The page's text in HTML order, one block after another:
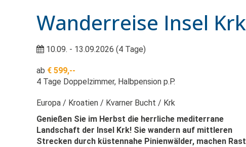
Wanderreise Insel Krk
10.09. - 13.09.2026 (4 Tage)
ab € 599,--
4 Tage Doppelzimmer, Halbpension p.P.
Europa Kroatien Kvarner Bucht
Krk
Genießen Sie im Herbst die herrliche mediterrane
Landschaft der Insel Krk! Sie wandern auf mittleren
Strecken durch küstennahe Pinienwälder, machen